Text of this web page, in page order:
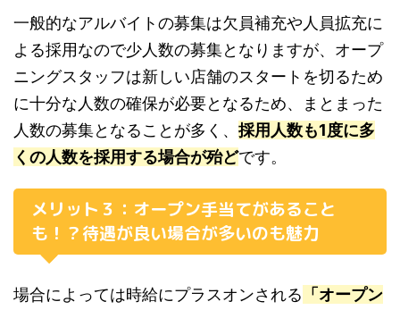
一般的なアルバイトの募集は欠員補充や人員拡充に
よる採用なので少人数の募集となりますが、オープ
ニングスタッフは新しい店舗のスタートを切るため
に十分な人数の確保が必要となるため、まとまった
人数の募集となることが多く、 採用人数も1度に多
くの人数を採用する場合が殆どです。
メリット３：オープン手当てがあること
も！？待遇が良い場合が多いのも魅力
場合によっては時給にプラスオンされる 「オープン